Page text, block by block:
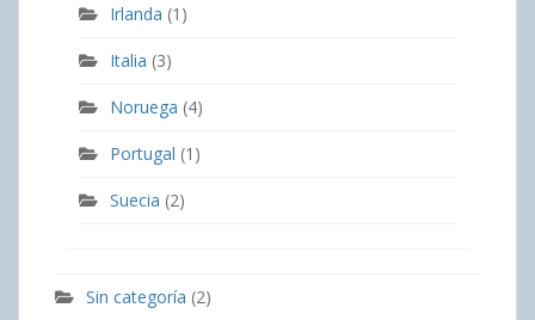
Irlanda (1)
Italia (3)
Noruega (4)
Portugal (1)
Suecia (2)
Sin categoría (2)